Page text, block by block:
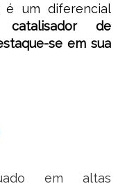
é um diferencial
catalisador de
se em sua
em altas